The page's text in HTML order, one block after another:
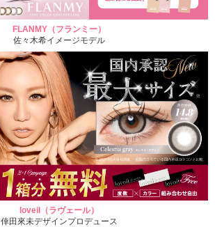
FLANMY（フランミー）
佐々木希イメージモデル
loveil（ラヴェール）
倖田來未デザインプロデュース